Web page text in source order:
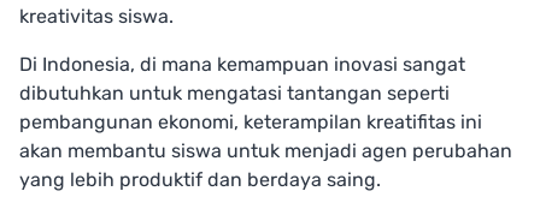
kreativitas siswa.
Di Indonesia, di mana kemampuan inovasi sangat
dibutuhkan untuk mengatasi tantangan seperti
pembangunan ekonomi, keterampilan kreatifitas ini
akan membantu siswa untuk menjadi agen perubahan
yang lebih produktif dan berdaya saing.